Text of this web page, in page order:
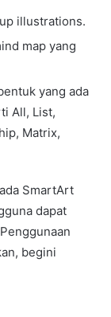
illustrations.
map yang
yang ada
All, List,
Matrix,
SmartArt
dapat
begini